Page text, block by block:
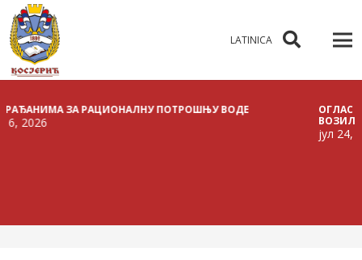
LATINICA
ЗА РАЦИОНАЛНУ ПОТРОШЊУ ВОДЕ
ОГЛАС О
ВОЗИЛА
јул 24, 2026